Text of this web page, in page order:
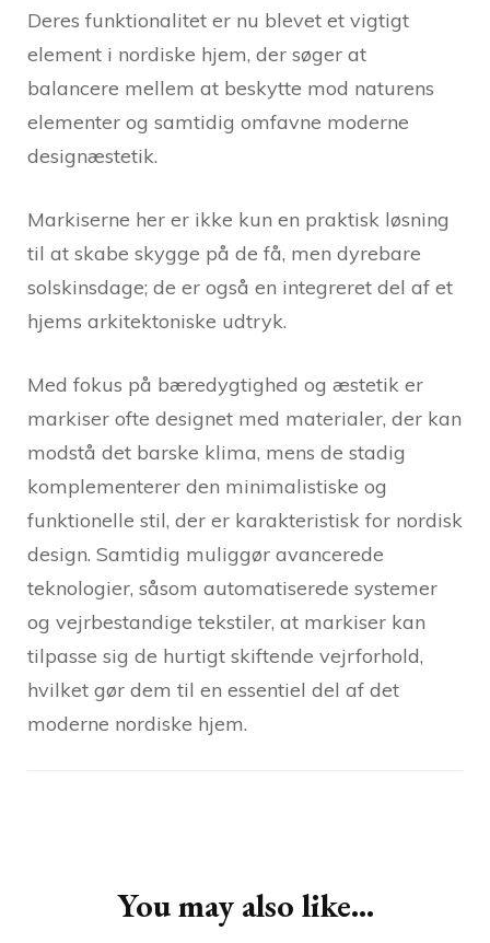
Deres funktionalitet er nu blevet et vigtigt
element i nordiske hjem, der søger at
balancere mellem at beskytte mod naturens
elementer og samtidig omfavne moderne
designæstetik.
Markiserne her er ikke kun en praktisk løsning
til at skabe skygge på de få, men dyrebare
solskinsdage; de er også en integreret del af et
hjems arkitektoniske udtryk.
Med fokus på bæredygtighed og æstetik er
markiser ofte designet med materialer, der kan
modstå det barske klima, mens de stadig
komplementerer den minimalistiske og
funktionelle stil, der er karakteristisk for nordisk
design. Samtidig muliggør avancerede
teknologier, såsom automatiserede systemer
og vejrbestandige tekstiler, at markiser kan
tilpasse sig de hurtigt skiftende vejrforhold,
hvilket gør dem til en essentiel del af det
moderne nordiske hjem.
You may also like...